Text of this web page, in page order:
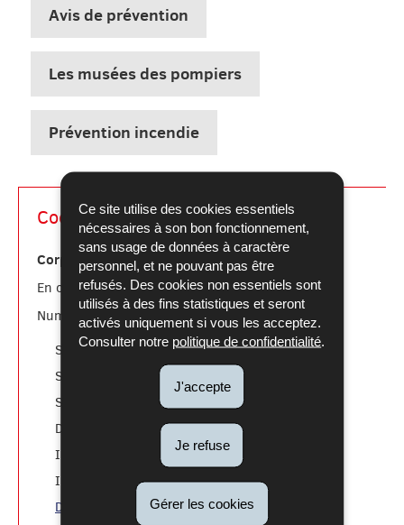
Ce site utilise des cookies essentiels
nécessaires à son bon fonctionnement,
sans usage de données à caractère
personnel, et ne pouvant pas être
refusés. Des cookies non essentiels sont
utilisés à des fins statistiques et seront
activés uniquement si vous les acceptez.
Consulter notre politique de confidentialité.
J'accepte
Je refuse
Gérer les cookies
Avis de prévention
Les musées des pompiers
Prévention incendie
Coordonnées
Corps grand-ducal d'incendie et de secours
En cas d'urgence:112
Numéros utiles:
Stand.téléphonique: 49771-1
Serv.
communication
: 49771-2046
Serv.
recrutement
: 49771-2193
Dép.
: 49771-2332
INFS
formation pompiers: 49771-2500
INFS
formation du public:49771-2595
Déclaration de manifestation